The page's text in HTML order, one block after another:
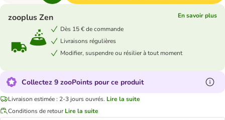
zooplus Zen
En savoir plus
Dès 15 € de commande
Livraisons régulières
Modifier, suspendre ou résilier à tout moment
Collectez 9 zooPoints pour ce produit
Livraison estimée : 2-3 jours ouvrés. Lire la suite
Conditions de retour Lire la suite